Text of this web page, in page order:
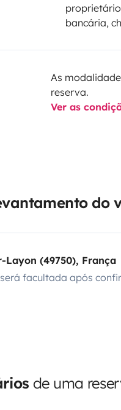
bancária,
As
reserva.
Ver as
do
Layon (49750), França
facultada após
de uma